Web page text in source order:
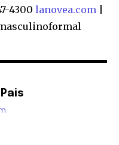
4300 lanovea.com